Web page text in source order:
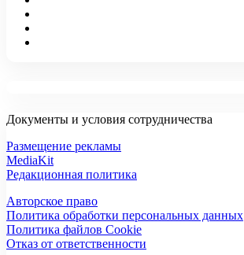
Документы и условия сотрудничества
Размещение рекламы
MediaKit
Редакционная политика
Авторское право
Политика обработки персональных данных
Политика файлов Cookie
Отказ от ответственности